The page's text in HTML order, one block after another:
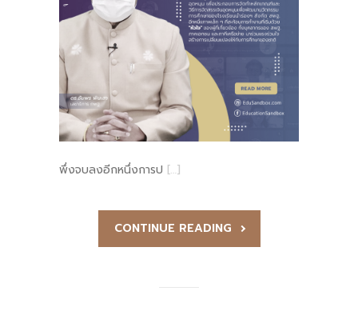
พึ่งจบลงอีกหนึ่งการป […]
CONTINUE READING